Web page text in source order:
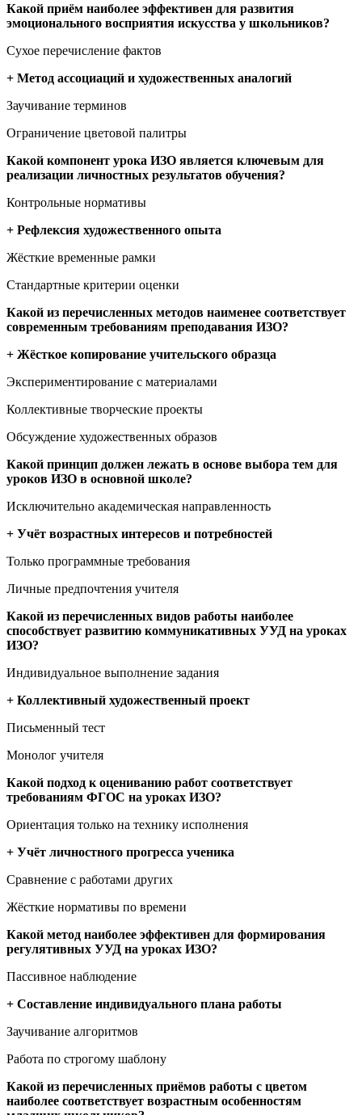
Какой приём наиболее эффективен для развития
эмоционального восприятия искусства у школьников?
Сухое перечисление фактов
+ Метод ассоциаций и художественных аналогий
Заучивание терминов
Ограничение цветовой палитры
Какой компонент урока ИЗО является ключевым для
реализации личностных результатов обучения?
Контрольные нормативы
+ Рефлексия художественного опыта
Жёсткие временные рамки
Стандартные критерии оценки
Какой из перечисленных методов наименее соответствует
современным требованиям преподавания ИЗО?
+ Жёсткое копирование учительского образца
Экспериментирование с материалами
Коллективные творческие проекты
Обсуждение художественных образов
Какой принцип должен лежать в основе выбора тем для
уроков ИЗО в основной школе?
Исключительно академическая направленность
+ Учёт возрастных интересов и потребностей
Только программные требования
Личные предпочтения учителя
Какой из перечисленных видов работы наиболее
способствует развитию коммуникативных УУД на уроках
ИЗО?
Индивидуальное выполнение задания
+ Коллективный художественный проект
Письменный тест
Монолог учителя
Какой подход к оцениванию работ соответствует
требованиям ФГОС на уроках ИЗО?
Ориентация только на технику исполнения
+ Учёт личностного прогресса ученика
Сравнение с работами других
Жёсткие нормативы по времени
Какой метод наиболее эффективен для формирования
регулятивных УУД на уроках ИЗО?
Пассивное наблюдение
+ Составление индивидуального плана работы
Заучивание алгоритмов
Работа по строгому шаблону
Какой из перечисленных приёмов работы с цветом
наиболее соответствует возрастным особенностям